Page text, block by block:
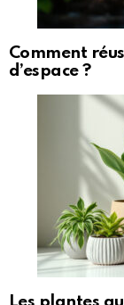
Comment
d’espace ?